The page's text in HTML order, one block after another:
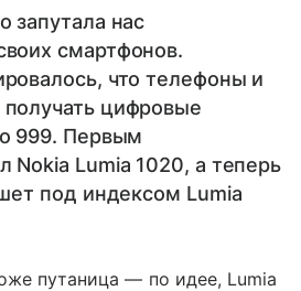
запутала нас
смартфонов.
что телефоны и
цифровые
999. Первым
Nokia Lumia 1020, а теперь
под индексом Lumia
путаница — по идее, Lumia